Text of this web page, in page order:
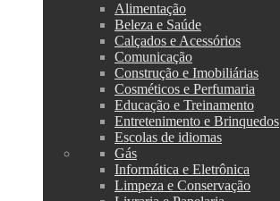
Alimentação
Beleza e Saúde
Calçados e Acessórios
Comunicação
Construção e Imobiliárias
Cosméticos e Perfumaria
Educação e Treinamento
Entretenimento e Brinquedos
Escolas de idiomas
Gás
Informática e Eletrônica
Limpeza e Conservação